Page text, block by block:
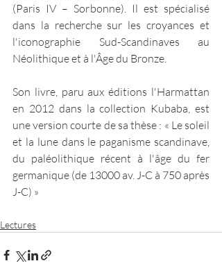
(Paris IV – Sorbonne). Il est spécialisé
dans la recherche sur les croyances et
l'iconographie Sud-Scandinaves au
Néolithique et à l'Âge du Bronze.
Son livre, paru aux éditions l'Harmattan
en 2012 dans la collection Kubaba, est
une version courte de sa thèse : « Le soleil
et la lune dans le paganisme scandinave,
du paléolithique récent à l'âge du fer
germanique (de 13000 av. J-C à 750 après
J-C) »
Lectures